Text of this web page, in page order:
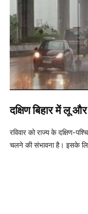
दक्षिण बिहार में लू
रविवार को राज्य के दक्षिण-
चलने की संभावना है। इसके